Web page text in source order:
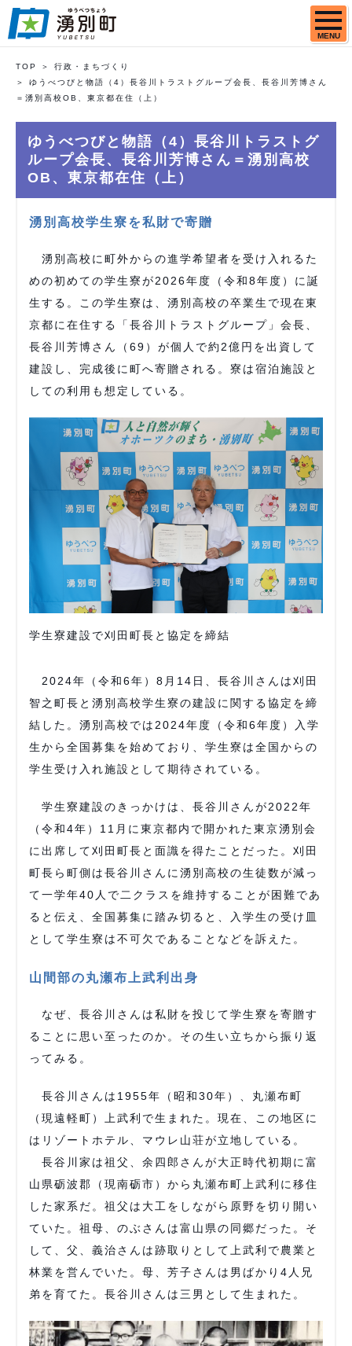
MENU
TOP
行政・まちづくり
ゆうべつびと物語（4）長谷川トラストグループ会長、長谷川芳博さん
＝湧別高校OB、東京都在住（上）
ゆうべつびと物語（4）長谷川トラストグ
ループ会長、長谷川芳博さん＝湧別高校
OB、東京都在住（上）
湧別高校学生寮を私財で寄贈
湧別高校に町外からの進学希望者を受け入れるた
めの初めての学生寮が2026年度（令和8年度）に誕
生する。この学生寮は、湧別高校の卒業生で現在東
京都に在住する「長谷川トラストグループ」会長、
長谷川芳博さん（69）が個人で約2億円を出資して
建設し、完成後に町へ寄贈される。寮は宿泊施設と
しての利用も想定している。
学生寮建設で刈田町長と協定を締結
2024年（令和6年）8月14日、長谷川さんは刈田
智之町長と湧別高校学生寮の建設に関する協定を締
結した。湧別高校では2024年度（令和6年度）入学
生から全国募集を始めており、学生寮は全国からの
学生受け入れ施設として期待されている。
学生寮建設のきっかけは、長谷川さんが2022年
（令和4年）11月に東京都内で開かれた東京湧別会
に出席して刈田町長と面識を得たことだった。刈田
町長ら町側は長谷川さんに湧別高校の生徒数が減っ
て一学年40人で二クラスを維持することが困難であ
ると伝え、全国募集に踏み切ると、入学生の受け皿
として学生寮は不可欠であることなどを訴えた。
山間部の丸瀬布上武利出身
なぜ、長谷川さんは私財を投じて学生寮を寄贈す
ることに思い至ったのか。その生い立ちから振り返
ってみる。
長谷川さんは1955年（昭和30年）、丸瀬布町
（現遠軽町）上武利で生まれた。現在、この地区に
はリゾートホテル、マウレ山荘が立地している。
長谷川家は祖父、余四郎さんが大正時代初期に富
山県砺波郡（現南砺市）から丸瀬布町上武利に移住
した家系だ。祖父は大工をしながら原野を切り開い
ていた。祖母、のぶさんは富山県の同郷だった。そ
して、父、義治さんは跡取りとして上武利で農業と
林業を営んでいた。母、芳子さんは男ばかり4人兄
弟を育てた。長谷川さんは三男として生まれた。